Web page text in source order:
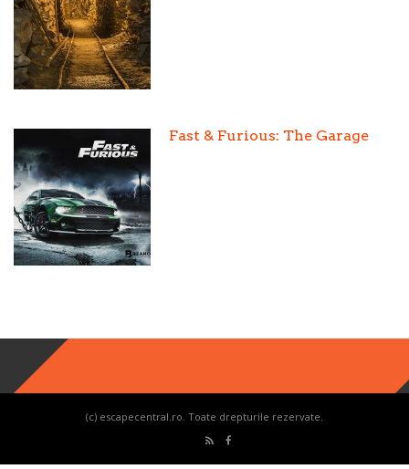
Fast & Furious: The Garage
(c) escapecentral.ro. Toate drepturile rezervate.